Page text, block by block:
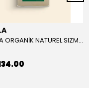
RAVLA ORGANİK NATUREL SIZMA ZEYTİNYAĞI 5L